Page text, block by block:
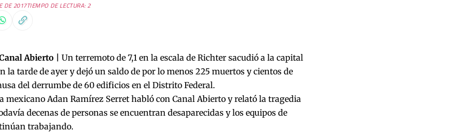
DE 2017TIEMPO DE LECTURA: 2
Abierto |
Un terremoto de 7,1 en la escala de Richter sacudió a la capital
la tarde de ayer y dejó un saldo de por lo menos 225 muertos y cientos de
del derrumbe de 60 edificios en el Distrito Federal.
mexicano Adan Ramírez Serret habló con Canal Abierto y relató la tragedia
decenas de personas se encuentran desaparecidas y los equipos de
trabajando.